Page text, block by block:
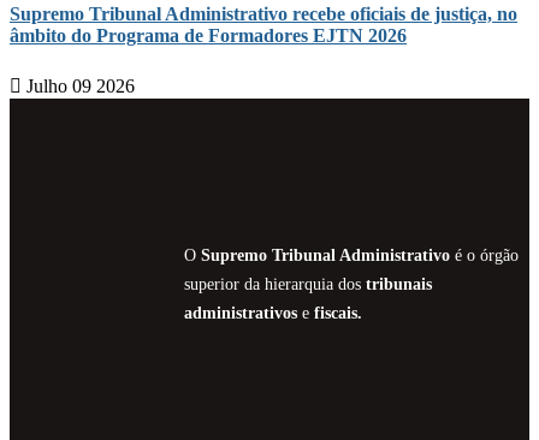
Supremo Tribunal Administrativo recebe oficiais de justiça, no
âmbito do Programa de Formadores EJTN 2026
Julho 09 2026
O Supremo Tribunal Administrativoé o órgão
superior da hierarquia dos tribunais
administrativose fiscais.